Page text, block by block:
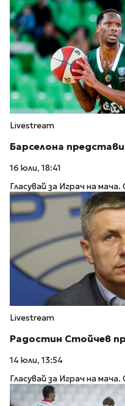
Livestream
Барселона
16 юли, 18:41
Гласувай за Играч на
Livestream
Радостин Стойчев
14 юли, 13:54
Гласувай за Играч на